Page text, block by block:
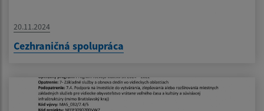
20.11.2024
Cezhraničná spolupráca